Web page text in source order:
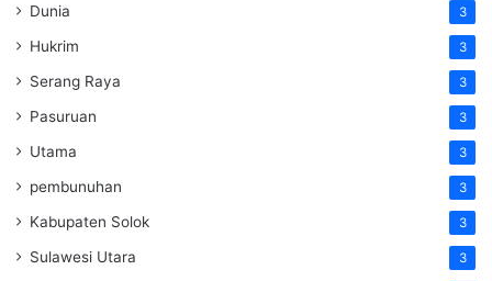
Dunia 3
Hukrim 3
Serang Raya 3
Pasuruan 3
Utama 3
pembunuhan 3
Kabupaten Solok 3
Sulawesi Utara 3